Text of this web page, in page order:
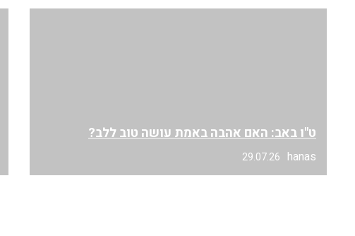
ט"ו באב: האם אהבה באמת עושה טוב ללב?
hanas
29.07.26